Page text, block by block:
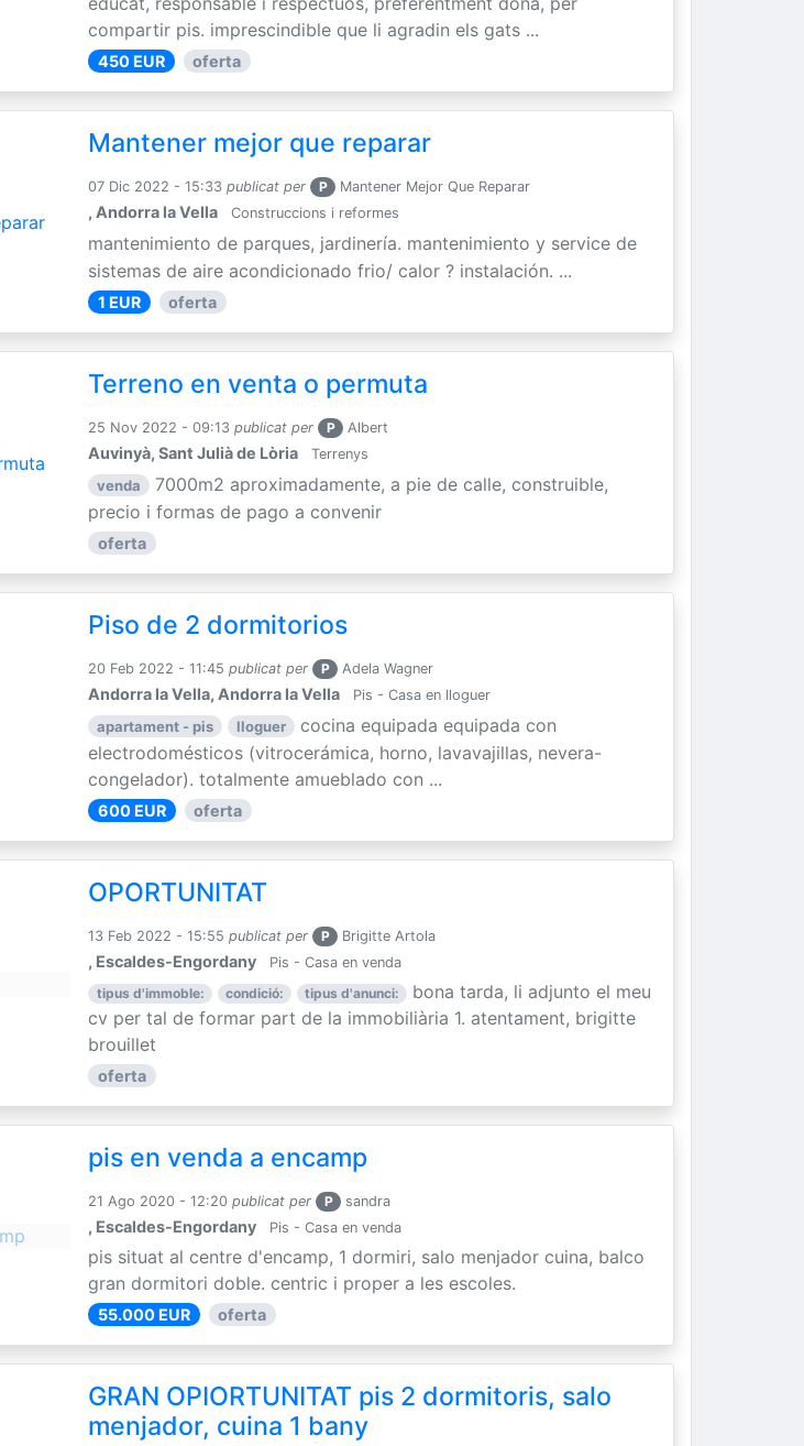
compartir pis. imprescindible que li agradin els gats ...
450 EUR oferta
Mantener mejor que reparar
07 Dic 2022 - 15:33 publicat per P Mantener Mejor Que Reparar
, Andorra la Vella Construccions i reformes
mantenimiento de parques, jardinería. mantenimiento y service de
sistemas de aire acondicionado frio/ calor ? instalación. ...
1 EUR oferta
Terreno en venta o permuta
25 Nov 2022 - 09:13 publicat per P Albert
Auvinyà, Sant Julià de Lòria Terrenys
venda
7000m2 aproximadamente, a pie de calle, construible,
precio i formas de pago a convenir
oferta
Piso de 2 dormitorios
20 Feb 2022 - 11:45 publicat per P Adela Wagner
Andorra la Vella, Andorra la Vella Pis - Casa en lloguer
apartament - pis lloguer
cocina equipada equipada con
electrodomésticos (vitrocerámica, horno, lavavajillas, nevera-
congelador). totalmente amueblado con ...
600 EUR oferta
OPORTUNITAT
13 Feb 2022 - 15:55 publicat per P Brigitte Artola
, Escaldes-Engordany
Pis - Casa en venda
tipus d'immoble:
condició: tipus d'anunci:
bona tarda, li adjunto el meu
cv per tal de formar part de la immobiliària 1. atentament, ​brigitte
brouillet
oferta
pis en venda a encamp
21 Ago 2020 - 12:20 publicat per P sandra
, Escaldes-Engordany Pis - Casa en venda
pis situat al centre d'encamp, 1 dormiri, salo menjador cuina, balco
gran dormitori doble. centric i proper a les escoles.
55.000 EUR oferta
GRAN OPIORTUNITAT pis 2 dormitoris, salo
menjador, cuina 1 bany